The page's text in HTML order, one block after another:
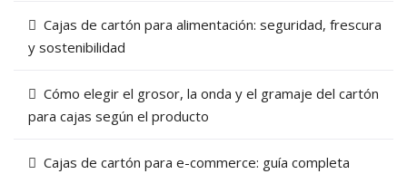
Cajas de cartón para alimentación: seguridad, frescura
y sostenibilidad
Cómo elegir el grosor, la onda y el gramaje del cartón
para cajas según el producto
Cajas de cartón para e-commerce: guía completa